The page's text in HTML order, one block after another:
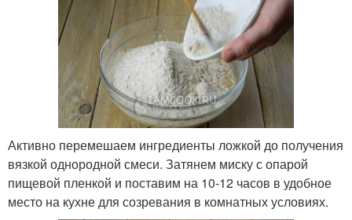
Активно перемешаем ингредиенты ложкой до получения
вязкой однородной смеси. Затянем миску с опарой
пищевой пленкой и поставим на 10-12 часов в удобное
место на кухне для созревания в комнатных условиях.